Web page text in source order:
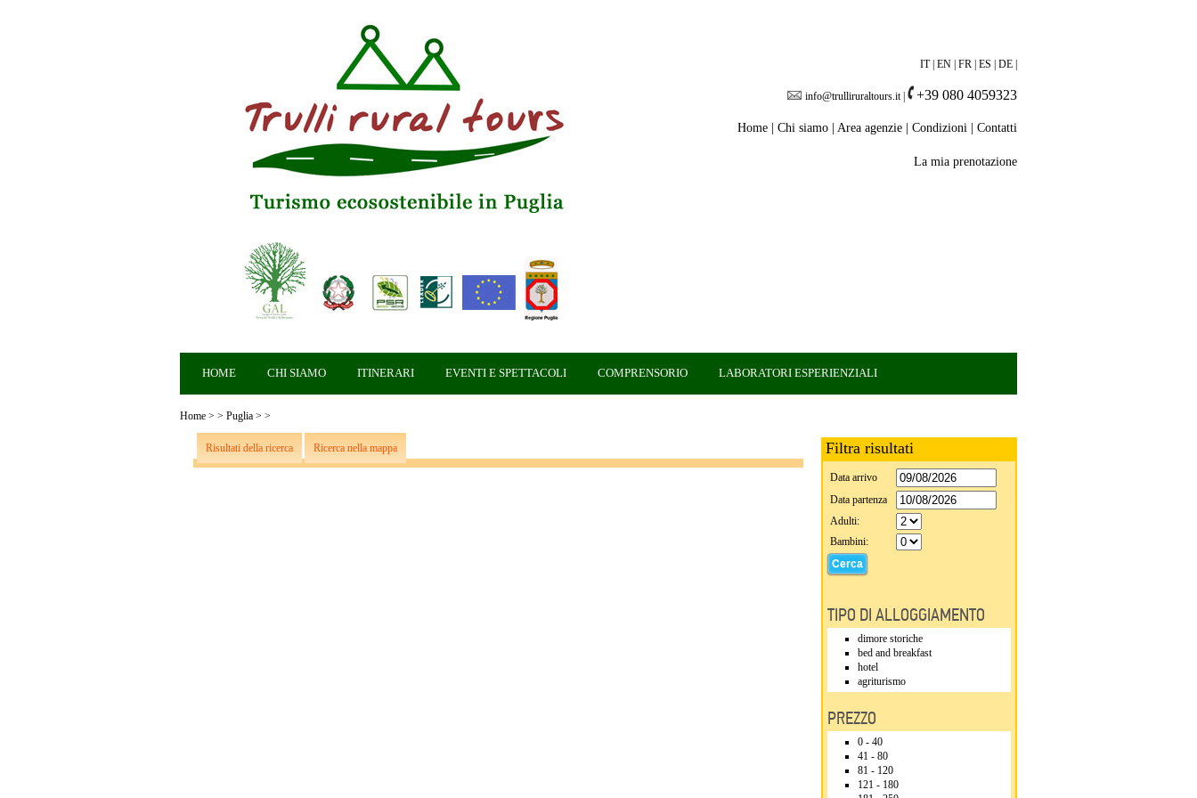
IT| EN FR ES DE
info@trulliruraltours.it| +39 080 4059323
Home Chi siamo Area agenzie Condizioni Contatti
La mia prenotazione
HOME CHI SIAMO ITINERARI EVENTI E SPETTACOLI COMPRENSORIO LABORATORI ESPERIENZIALI
Home > > Puglia > >
Risultati della ricerca Ricerca nella mappa Filtra risultati
Data arrivo
Data partenza
Adulti:
Bambini:
TIPO DI ALLOGGIAMENTO
dimore storiche
bed and breakfast
hotel
agriturismo
PREZZO
0 - 40
41 - 80
81 - 120
121 - 180